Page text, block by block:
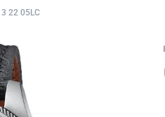
22 05LC